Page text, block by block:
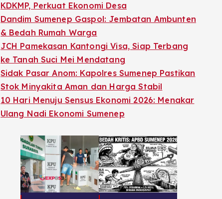
KDKMP, Perkuat Ekonomi Desa
Dandim Sumenep Gaspol: Jembatan Ambunten
& Bedah Rumah Warga
JCH Pamekasan Kantongi Visa, Siap Terbang
ke Tanah Suci Mei Mendatang
Sidak Pasar Anom: Kapolres Sumenep Pastikan
Stok Minyakita Aman dan Harga Stabil
10 Hari Menuju Sensus Ekonomi 2026: Menakar
Ulang Nadi Ekonomi Sumenep